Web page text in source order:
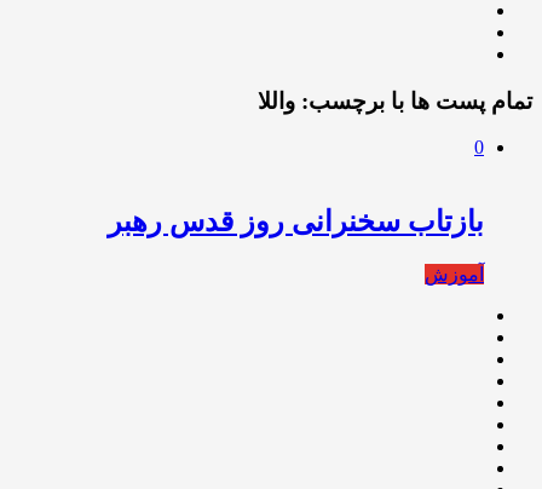
تمام پست ها با برچسب: واللا
0
بازتاب سخنرانی روز قدس رهبر
آموزش